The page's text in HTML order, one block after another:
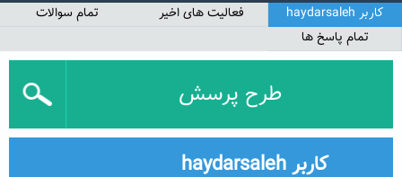
کاربر haydarsaleh فعالیت های اخیر
تمام سوالات
تمام پاسخ ها
طرح پرسش
کاربر haydarsaleh